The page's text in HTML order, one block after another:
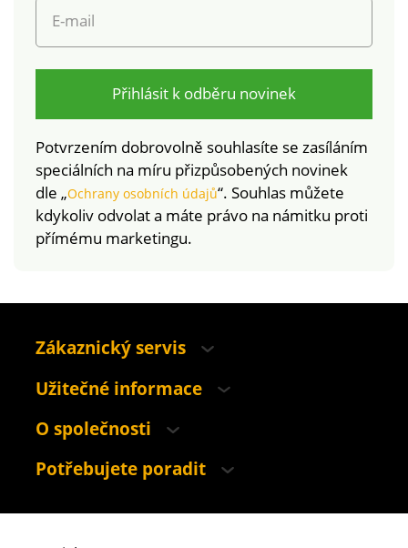
E-mail
Přihlásit k odběru novinek
Potvrzením dobrovolně souhlasíte se zasíláním
speciálních na míru přizpůsobených novinek
dle „Ochrany osobních údajů“. Souhlas můžete
kdykoliv odvolat a máte právo na námitku proti
přímému marketingu.
Zákaznický servis
Užitečné informace
O společnosti
Potřebujete poradit